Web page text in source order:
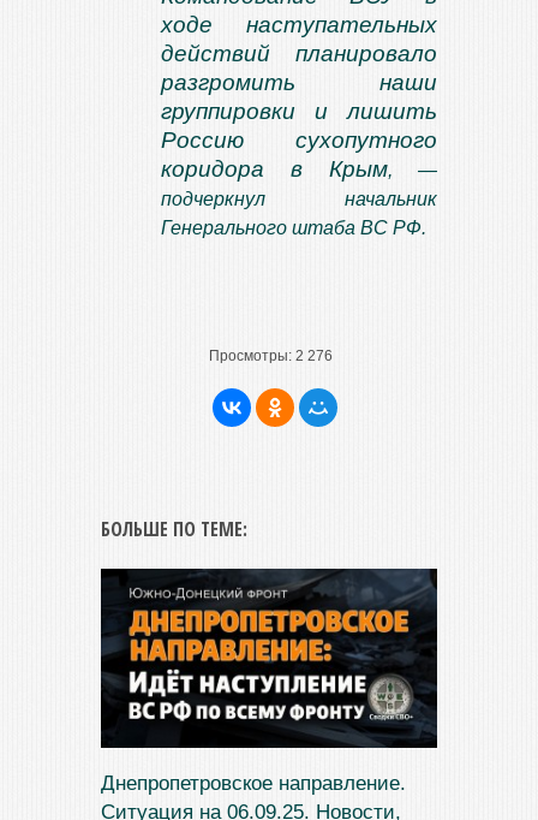
ходе наступательных
действий планировало
разгромить наши
группировки и лишить
Россию сухопутного
коридора в Крым, —
подчеркнул начальник
Генерального штаба ВС РФ.
Просмотры: 2 276
БОЛЬШЕ ПО ТЕМЕ:
Днепропетровское направление.
Ситуация на 06.09.25. Новости,